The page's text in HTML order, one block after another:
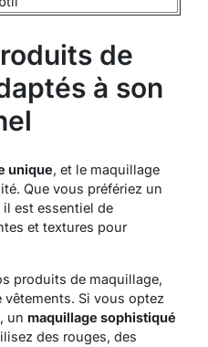
de
à son
unique, et le maquillage
Que vous préfériez un
est essentiel de
et textures pour
produits de maquillage,
Si vous optez
un maquillage sophistiqué
des rouges, des